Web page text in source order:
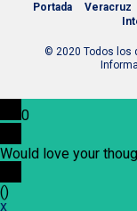
Portada Veracruz
© 2020 Todos los
0
Would love your
()
x